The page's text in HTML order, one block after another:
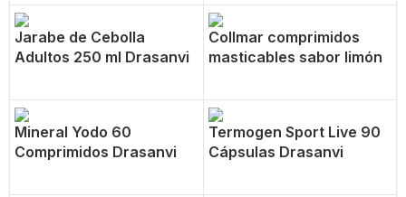
Jarabe de Cebolla
Adultos 250 ml Drasanvi
Collmar comprimidos
masticables sabor limón
Mineral Yodo 60
Comprimidos Drasanvi
Termogen Sport Live 90
Cápsulas Drasanvi